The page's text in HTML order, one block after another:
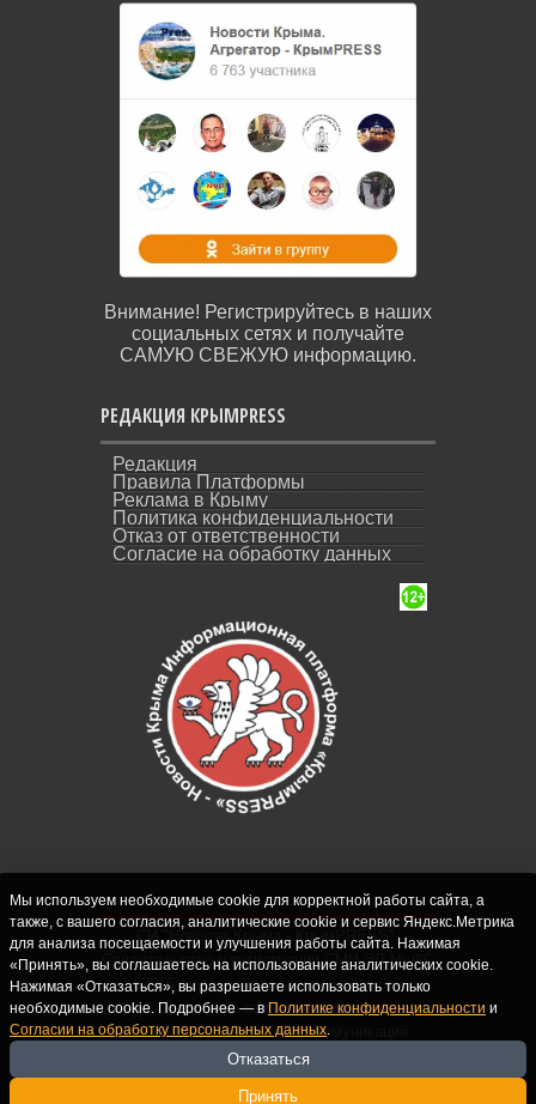
Внимание! Регистрируйтесь в наших
социальных сетях и получайте
САМУЮ СВЕЖУЮ информацию.
РЕДАКЦИЯ КРЫМPRESS
Редакция
Правила Платформы
Реклама в Крыму
Политика конфиденциальности
Отказ от ответственности
Согласие на обработку данных
СИ "Новости Крыма - КрымPRESS".
Свидетельство о регистрации СМИ ЭЛ № ФС
77-62916 выдано Федеральной службой по
надзору в сфере связи, информационных
технологий и массовых коммуникаций
(Роскомнадзор) 10.09.2015. Учредитель и
главный редактор: Крутских С.М. Почта:
Мы используем необходимые cookie для корректной работы сайта, а
также, с вашего согласия, аналитические cookie и сервис Яндекс.Метрика
для анализа посещаемости и улучшения работы сайта. Нажимая
«Принять», вы соглашаетесь на использование аналитических cookie.
Нажимая «Отказаться», вы разрешаете использовать только
необходимые cookie. Подробнее — в Политике конфиденциальности и
Согласии на обработку персональных данных.
Отказаться
Принять